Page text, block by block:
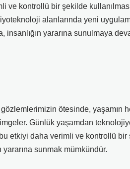
ve kontrollü bir şekilde
alanlarında yeni
yararına sunulmaya
ötesinde, yaşamın
Günlük yaşamdan
etkiyi daha verimli ve kontrollü
yararına sunmak mümkündür.